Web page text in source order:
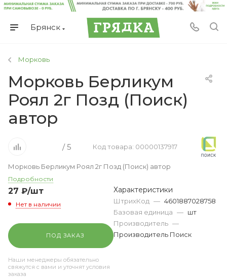
Брянск
Морковь
Морковь Берликум
Роял 2г Позд (Поиск)
автор
/ 5 Код товара: 00000137917
Морковь Берликум Роял 2г Позд (Поиск) автор
Подробности
27 ₽/шт
Нет в наличии
ПОД ЗАКАЗ
Наши менеджеры обязательно
свяжутся с вами и уточнят условия
заказа
Характеристики
ШтрихКод — 4601887028758
Базовая единица — шт
Производитель —
Производитель Поиск